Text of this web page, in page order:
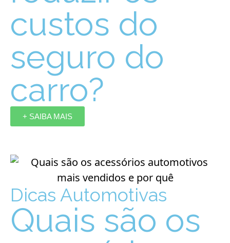
custos do
seguro do
carro?
+ SAIBA MAIS
Dicas Automotivas
Quais são os